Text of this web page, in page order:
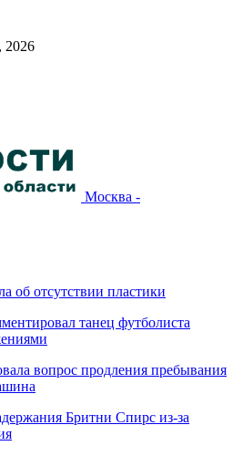
2026
Москва -
об отсутствии пластики
танец футболиста
вопрос продления пребывания
Бритни Спирс из-за